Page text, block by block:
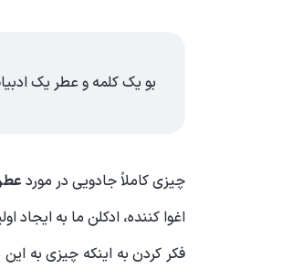
بو یک کلمه و عطر یک
چیزی کاملاً جادویی در مورد
اغوا کننده، ادکلن ما به ایجاد
فکر کردن به اینکه چیزی به